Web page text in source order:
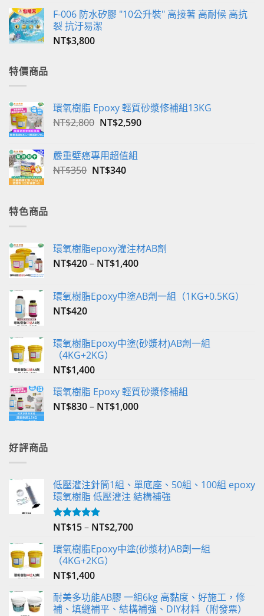
F-006 防水矽膠 "10公升裝" 高接著 高耐候 高抗
裂 抗汙易潔
NT$3,800
特價商品
環氧樹脂 Epoxy 輕質砂漿修補組13KG
NT$2,800 原
格：
NT$2,800。
NT$2,590目
嚴重壁癌專用超值組
NT$350 原
NT$340目
特色商品
環氧樹脂epoxy灌注材AB劑
NT$420– NT$1,400
環氧樹脂Epoxy中塗AB劑一組（1KG+0.5KG）
NT$420
環氧樹脂Epoxy中塗(砂漿材)AB劑一組
（4KG+2KG）
NT$1,400
環氧樹脂 Epoxy 輕質砂漿修補組
NT$830– NT$1,000
好評商品
低壓灌注針筒1組、單底座、50組、100組 epoxy
環氧樹脂 低壓灌注 結構補強
評分5.00
NT$15– NT$2,700
環氧樹脂Epoxy中塗(砂漿材)AB劑一組
（4KG+2KG）
NT$1,400
耐美多功能AB膠 一組6kg 高黏度、好施工，修
補、填縫補平、結構補強、DIY材料（附發票）